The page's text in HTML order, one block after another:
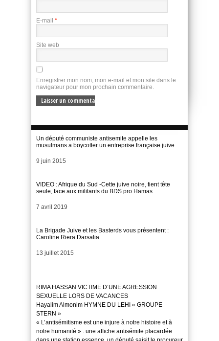
E-mail *
Site web
Enregistrer mon nom, mon e-mail et mon site dans le
navigateur pour mon prochain commentaire.
Un député communiste antisemite appelle les
musulmans a boycotter un entreprise française juive
Date
9 juin 2015
VIDEO : Afrique du Sud -Cette juive noire, tient tête
seule, face aux militants du BDS pro Hamas
Date
7 avril 2019
La Brigade Juive et les Basterds vous présentent :
Caroline Riera Darsalia
Date
13 juillet 2015
RIMA HASSAN VICTIME D’UNE AGRESSION
SEXUELLE LORS DE VACANCES
Hayalim Almonim HYMNE DU LEHI « GROUPE
STERN »
« L’antisémitisme est une injure à notre histoire et à
notre humanité » : une affiche antisémite placardée